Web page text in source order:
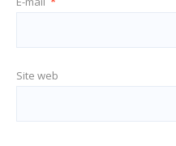
Site web